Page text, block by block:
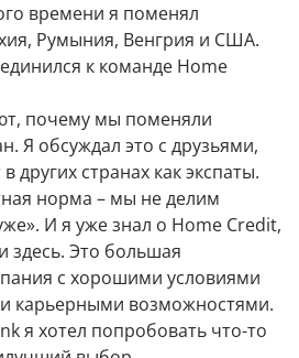
времени я поменял
Румыния, Венгрия и США.
к команде Home
почему мы поменяли
Я обсуждал это с друзьями,
других странах как экспаты.
норма – мы не делим
И я уже знал о Home Credit,
здесь. Это большая
с хорошими условиями
карьерными возможностями.
я хотел попробовать что-то